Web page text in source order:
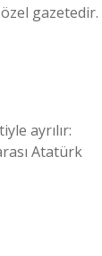
ayrılır:
Atatürk